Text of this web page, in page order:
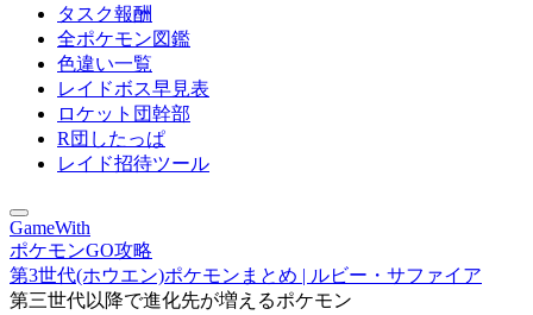
タスク報酬
全ポケモン図鑑
色違い一覧
レイドボス早見表
ロケット団幹部
R団したっぱ
レイド招待ツール
GameWith
ポケモンGO攻略
第3世代(ホウエン)ポケモンまとめ | ルビー・サファイア
第三世代以降で進化先が増えるポケモン